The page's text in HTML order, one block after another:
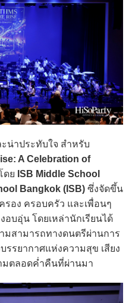
ประทับใจ สำหรับ
A Celebration of
ดย ISB Middle School
Bangkok (ISB) ซึ่งจัดขึ้น
รอง ครอบครัว และเพื่อนๆ
บอุ่น โดยเหล่านักเรียนได้
สามารถทางดนตรีผ่านการ
รรยากาศแห่งความสุข เสียง
มตลอดค่ำคืนที่ผ่านมา